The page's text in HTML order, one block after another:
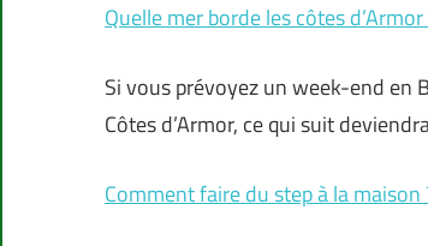
Quelle mer borde les côtes d’Armor
Si vous prévoyez un week-end en
Côtes d’Armor, ce qui suit
Comment faire du step à la maison